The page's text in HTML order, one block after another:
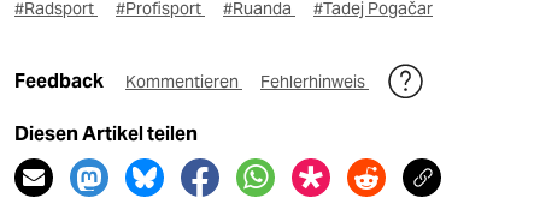
#Radsport #Profisport #Ruanda #Tadej Pogačar
Feedback Kommentieren Fehlerhinweis
Diesen Artikel teilen